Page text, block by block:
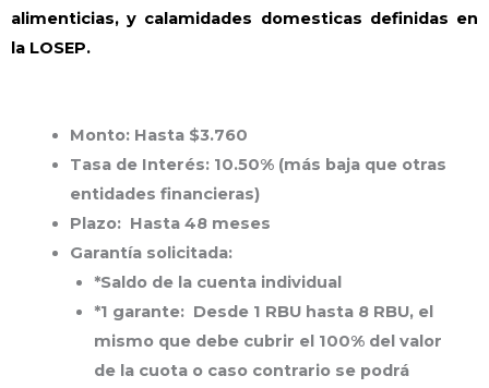
alimenticias, y calamidades domesticas definidas en
la LOSEP.
Monto: Hasta $3.760
Tasa de Interés: 10.50% (más baja que otras
entidades financieras)
P lazo: Hasta 48 meses
Garantía solicitada:
*Saldo de la cuenta individual
*1 garante: Desde 1 RBU hasta 8 RBU, el
mismo que debe cubrir el 100% del valor
de la cuota o caso contrario se podrá